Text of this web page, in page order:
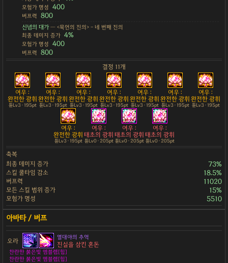
모험가 명성 400
버프력 800
신념의 대가— <묵언의 진의> - 네 번째 진의
최종 데미지 증가 4%
모험가 명성 400
버프력 800
결정 11개
여우 :
완전한 광휘
튠Lv3 · 195pt
여우 :
완전한 광휘
튠Lv3 · 195pt
여우 :
완전한 광휘
튠Lv3 · 195pt
여우 :
완전한 광휘
튠Lv3 · 195pt
여우 :
완전한 광휘
튠Lv3 · 195pt
여우 :
완전한 광휘
튠Lv3 · 195pt
여우 :
완전한 광휘
튠Lv3 · 195pt
여우 :
완전한 광휘
튠Lv3 · 195pt
여우 :
태초의 광휘
튠Lv0 · 205pt
여우 :
태초의 광휘
튠Lv0 · 205pt
여우 :
태초의 광휘
튠Lv0 · 205pt
축복
최종 데미지 증가
73%
스킬 쿨타임 감소 18.5%
버프력 11020
모든 스킬 범위 증가 15%
모험가 명성 5510
오라 열대야의 추억
진실을 삼킨 혼돈
찬란한 붉은빛 엠블렘[힘]
찬란한 붉은빛 엠블렘[힘]